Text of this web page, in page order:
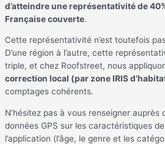
d’atteindre une représentativité de
Française couverte.
Cette représentativité n’est toutefois
D’une région à l’autre, cette
triple, et chez Roofstreet, nous
correction local (par zone IRIS
comptages cohérents.
N’hésitez pas à vous renseigner
données GPS sur les caractéristiques
l’application (l’âge, le genre et les